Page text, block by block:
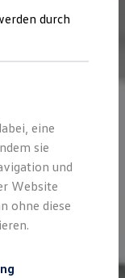
durch
eine
sie
und
Website
ohne diese